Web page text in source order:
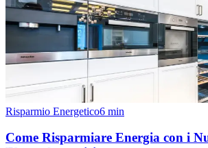
Risparmio Energetico6 min
Come Risparmiare Energia con i